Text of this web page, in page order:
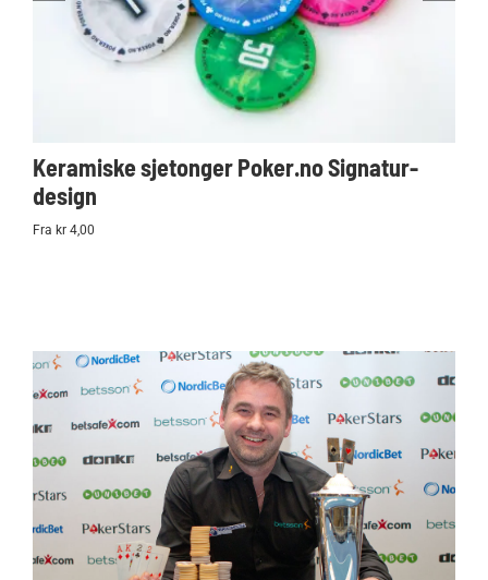
Keramiske sjetonger Poker.no Signatur-
design
Fra kr 4,00